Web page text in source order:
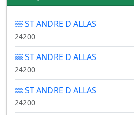
ST ANDRE D ALLAS
24200
ST ANDRE D ALLAS
24200
ST ANDRE D ALLAS
24200